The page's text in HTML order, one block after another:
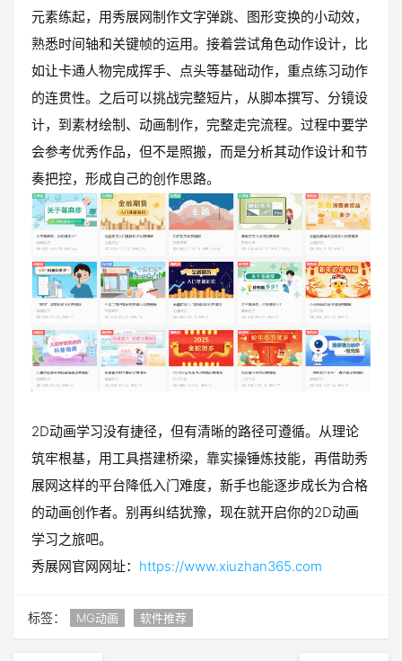
元素练起，用秀展网制作文字弹跳、图形变换的小动效，
熟悉时间轴和关键帧的运用。接着尝试角色动作设计，比
如让卡通人物完成挥手、点头等基础动作，重点练习动作
的连贯性。之后可以挑战完整短片，从脚本撰写、分镜设
计，到素材绘制、动画制作，完整走完流程。过程中要学
会参考优秀作品，但不是照搬，而是分析其动作设计和节
奏把控，形成自己的创作思路。
2D动画学习没有捷径，但有清晰的路径可遵循。从理论
筑牢根基，用工具搭建桥梁，靠实操锤炼技能，再借助秀
展网这样的平台降低入门难度，新手也能逐步成长为合格
的动画创作者。别再纠结犹豫，现在就开启你的2D动画
学习之旅吧。
秀展网官网网址： https://www.xiuzhan365.com
标签： MG动画 软件推荐